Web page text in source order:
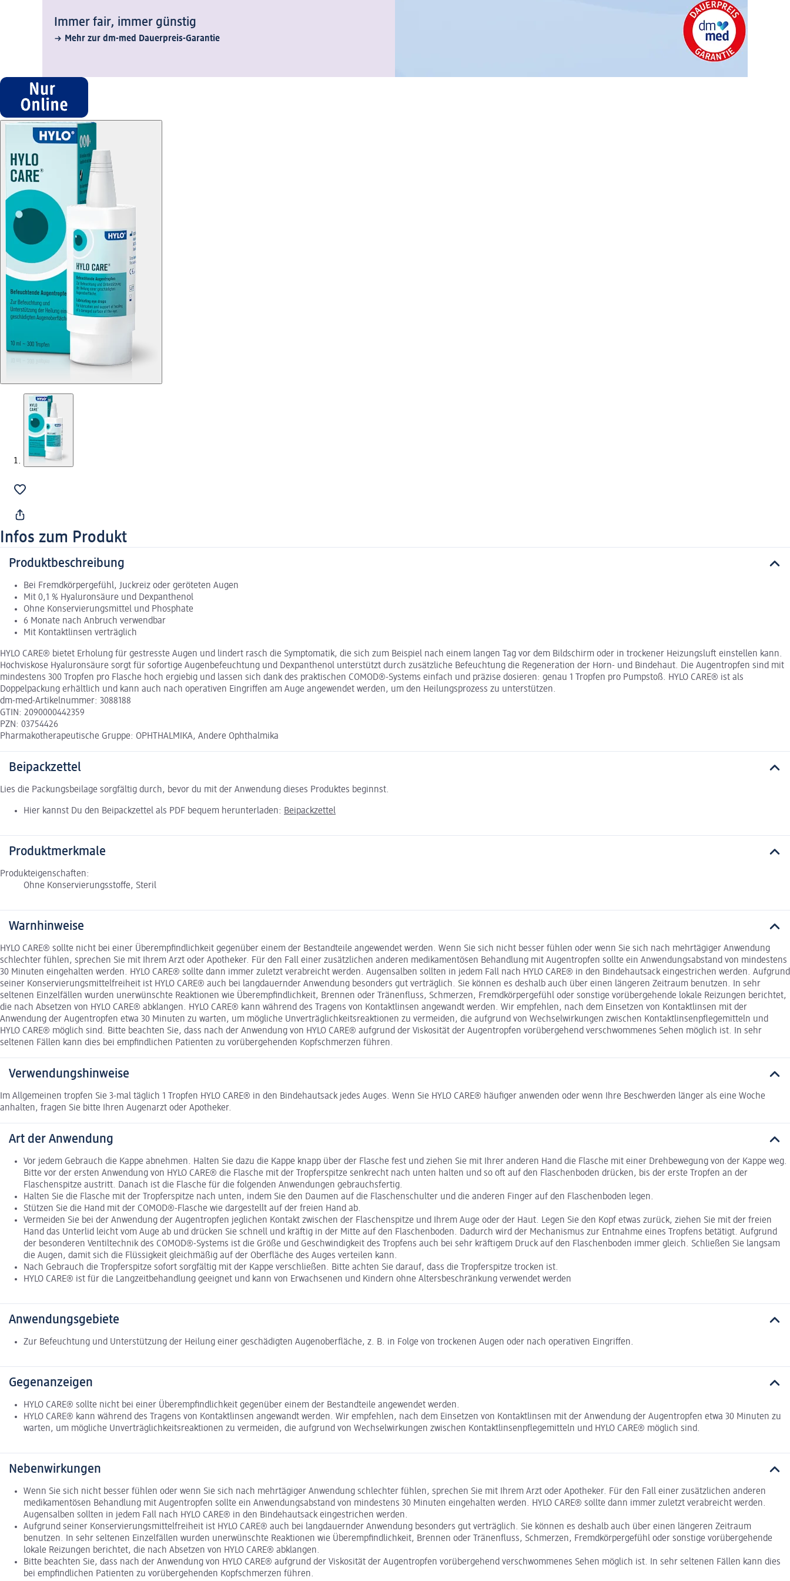
Immer fair,­ immer günstig
Mehr zur dm-med Dauerpreis-Garantie
Infos zum Produkt
Produktbeschreibung
Bei Fremdkörpergefühl, Juckreiz oder geröteten Augen
Mit 0,1 % Hyaluronsäure und Dexpanthenol
Ohne Konservierungsmittel und Phosphate
6 Monate nach Anbruch verwendbar
Mit Kontaktlinsen verträglich
HYLO CARE® bietet Erholung für gestresste Augen und lindert rasch die Symptomatik, die sich zum Beispiel nach einem langen Tag vor dem Bildschirm oder in trockener Heizungsluft einstellen kann.
Hochviskose Hyaluronsäure sorgt für sofortige Augenbefeuchtung und Dexpanthenol unterstützt durch zusätzliche Befeuchtung die Regeneration der Horn- und Bindehaut. Die Augentropfen sind mit
mindestens 300 Tropfen pro Flasche hoch ergiebig und lassen sich dank des praktischen COMOD®-Systems einfach und präzise dosieren: genau 1 Tropfen pro Pumpstoß. HYLO CARE® ist als
Doppelpackung erhältlich und kann auch nach operativen Eingriffen am Auge angewendet werden, um den Heilungsprozess zu unterstützen.
dm-med-Artikelnummer: 3088188
GTIN: 2090000442359
PZN: 03754426
Pharmakotherapeutische Gruppe: OPHTHALMIKA, Andere Ophthalmika
Beipackzettel
Lies die Packungsbeilage sorgfältig durch, bevor du mit der Anwendung dieses Produktes beginnst.
Hier kannst Du den Beipackzettel als PDF bequem herunterladen: Beipackzettel
Produktmerkmale
Produkteigenschaften:
Ohne Konservierungsstoffe, Steril
Warnhinweise
HYLO CARE® sollte nicht bei einer Überempfindlichkeit gegenüber einem der Bestandteile angewendet werden. Wenn Sie sich nicht besser fühlen oder wenn Sie sich nach mehrtägiger Anwendung
schlechter fühlen, sprechen Sie mit Ihrem Arzt oder Apotheker. Für den Fall einer zusätzlichen anderen medikamentösen Behandlung mit Augentropfen sollte ein Anwendungsabstand von mindestens
30 Minuten eingehalten werden. HYLO CARE® sollte dann immer zuletzt verabreicht werden. Augensalben sollten in jedem Fall nach HYLO CARE® in den Bindehautsack eingestrichen werden. Aufgrund
seiner Konservierungsmittelfreiheit ist HYLO CARE® auch bei langdauernder Anwendung besonders gut verträglich. Sie können es deshalb auch über einen längeren Zeitraum benutzen. In sehr
seltenen Einzelfällen wurden unerwünschte Reaktionen wie Überempfindlichkeit, Brennen oder Tränenfluss, Schmerzen, Fremdkörpergefühl oder sonstige vorübergehende lokale Reizungen berichtet,
die nach Absetzen von HYLO CARE® abklangen. HYLO CARE® kann während des Tragens von Kontaktlinsen angewandt werden. Wir empfehlen, nach dem Einsetzen von Kontaktlinsen mit der
Anwendung der Augentropfen etwa 30 Minuten zu warten, um mögliche Unverträglichkeitsreaktionen zu vermeiden, die aufgrund von Wechselwirkungen zwischen Kontaktlinsenpflegemitteln und
HYLO CARE® möglich sind. Bitte beachten Sie, dass nach der Anwendung von HYLO CARE® aufgrund der Viskosität der Augentropfen vorübergehend verschwommenes Sehen möglich ist. In sehr
seltenen Fällen kann dies bei empfindlichen Patienten zu vorübergehenden Kopfschmerzen führen.
Verwendungshinweise
Im Allgemeinen tropfen Sie 3-mal täglich 1 Tropfen HYLO CARE® in den Bindehautsack jedes Auges. Wenn Sie HYLO CARE® häufiger anwenden oder wenn Ihre Beschwerden länger als eine Woche
anhalten, fragen Sie bitte Ihren Augenarzt oder Apotheker.
Art der Anwendung
Vor jedem Gebrauch die Kappe abnehmen. Halten Sie dazu die Kappe knapp über der Flasche fest und ziehen Sie mit Ihrer anderen Hand die Flasche mit einer Drehbewegung von der Kappe weg.
Bitte vor der ersten Anwendung von HYLO CARE® die Flasche mit der Tropferspitze senkrecht nach unten halten und so oft auf den Flaschenboden drücken, bis der erste Tropfen an der
Flaschenspitze austritt. Danach ist die Flasche für die folgenden Anwendungen gebrauchsfertig.
Halten Sie die Flasche mit der Tropferspitze nach unten, indem Sie den Daumen auf die Flaschenschulter und die anderen Finger auf den Flaschenboden legen.
Stützen Sie die Hand mit der COMOD®-Flasche wie dargestellt auf der freien Hand ab.
Vermeiden Sie bei der Anwendung der Augentropfen jeglichen Kontakt zwischen der Flaschenspitze und Ihrem Auge oder der Haut. Legen Sie den Kopf etwas zurück, ziehen Sie mit der freien
Hand das Unterlid leicht vom Auge ab und drücken Sie schnell und kräftig in der Mitte auf den Flaschenboden. Dadurch wird der Mechanismus zur Entnahme eines Tropfens betätigt. Aufgrund
der besonderen Ventiltechnik des COMOD®-Systems ist die Größe und Geschwindigkeit des Tropfens auch bei sehr kräftigem Druck auf den Flaschenboden immer gleich. Schließen Sie langsam
die Augen, damit sich die Flüssigkeit gleichmäßig auf der Oberfläche des Auges verteilen kann.
Nach Gebrauch die Tropferspitze sofort sorgfältig mit der Kappe verschließen. Bitte achten Sie darauf, dass die Tropferspitze trocken ist.
HYLO CARE® ist für die Langzeitbehandlung geeignet und kann von Erwachsenen und Kindern ohne Altersbeschränkung verwendet werden
Anwendungsgebiete
Zur Befeuchtung und Unterstützung der Heilung einer geschädigten Augenoberfläche, z. B. in Folge von trockenen Augen oder nach operativen Eingriffen.
Gegenanzeigen
HYLO CARE® sollte nicht bei einer Überempfindlichkeit gegenüber einem der Bestandteile angewendet werden.
HYLO CARE® kann während des Tragens von Kontaktlinsen angewandt werden. Wir empfehlen, nach dem Einsetzen von Kontaktlinsen mit der Anwendung der Augentropfen etwa 30 Minuten zu
warten, um mögliche Unverträglichkeitsreaktionen zu vermeiden, die aufgrund von Wechselwirkungen zwischen Kontaktlinsenpflegemitteln und HYLO CARE® möglich sind.
Nebenwirkungen
Wenn Sie sich nicht besser fühlen oder wenn Sie sich nach mehrtägiger Anwendung schlechter fühlen, sprechen Sie mit Ihrem Arzt oder Apotheker. Für den Fall einer zusätzlichen anderen
medikamentösen Behandlung mit Augentropfen sollte ein Anwendungsabstand von mindestens 30 Minuten eingehalten werden. HYLO CARE® sollte dann immer zuletzt verabreicht werden.
Augensalben sollten in jedem Fall nach HYLO CARE® in den Bindehautsack eingestrichen werden.
Aufgrund seiner Konservierungsmittelfreiheit ist HYLO CARE® auch bei langdauernder Anwendung besonders gut verträglich. Sie können es deshalb auch über einen längeren Zeitraum
benutzen. In sehr seltenen Einzelfällen wurden unerwünschte Reaktionen wie Überempfindlichkeit, Brennen oder Tränenfluss, Schmerzen, Fremdkörpergefühl oder sonstige vorübergehende
lokale Reizungen berichtet, die nach Absetzen von HYLO CARE® abklangen.
Bitte beachten Sie, dass nach der Anwendung von HYLO CARE® aufgrund der Viskosität der Augentropfen vorübergehend verschwommenes Sehen möglich ist. In sehr seltenen Fällen kann dies
bei empfindlichen Patienten zu vorübergehenden Kopfschmerzen führen.